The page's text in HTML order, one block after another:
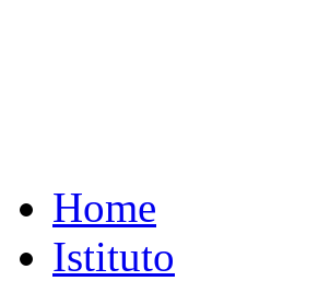
Home
Istituto